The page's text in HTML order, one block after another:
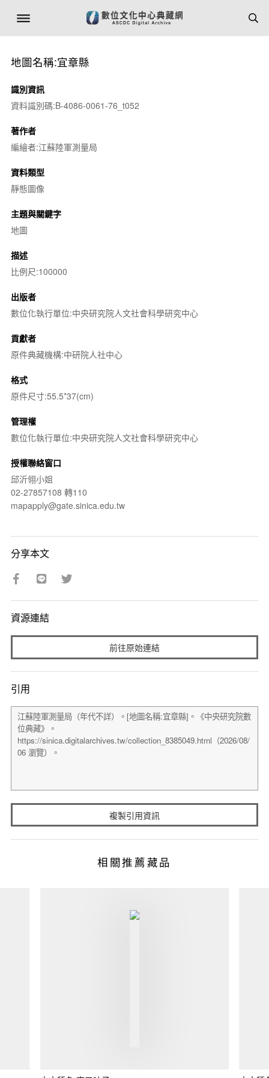
地圖名稱:宜章縣
識別資訊
資料識別碼:B-4086-0061-76_t052
著作者
編繪者:江蘇陸軍測量局
資料類型
靜態圖像
主題與關鍵字
地圖
描述
比例尺:100000
出版者
數位化執行單位:中央研究院人文社會科學研究中心
貢獻者
原件典藏機構:中研院人社中心
格式
原件尺寸:55.5*37(cm)
管理權
數位化執行單位:中央研究院人文社會科學研究中心
授權聯絡窗口
邱沂翎小姐
02-27857108 轉110
mapapply@gate.sinica.edu.tw
分享本文
資源連結
前往原始連結
引用
複製引用資訊
相關推薦藏品